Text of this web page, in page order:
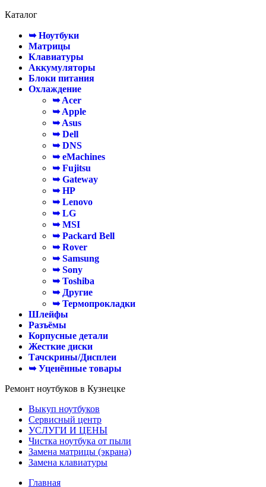
Каталог
➥ Ноутбуки
Матрицы
Клавиатуры
Аккумуляторы
Блоки питания
Охлаждение
➥ Acer
➥ Apple
➥ Asus
➥ Dell
➥ DNS
➥ eMachines
➥ Fujitsu
➥ Gateway
➥ HP
➥ Lenovo
➥ LG
➥ MSI
➥ Packard Bell
➥ Rover
➥ Samsung
➥ Sony
➥ Toshiba
➥ Другие
➥ Термопрокладки
Шлейфы
Разъёмы
Корпусные детали
Жесткие диски
Тачскрины/Дисплеи
➥ Уценённые товары
Ремонт ноутбуков в Кузнецке
Выкуп ноутбуков
Сервисный центр
УСЛУГИ И ЦЕНЫ
Чистка ноутбука от пыли
Замена матрицы (экрана)
Замена клавиатуры
Главная